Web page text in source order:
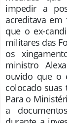
impedir a
acreditava em
que o ex-
militares das
os
ministro
ouvido que o
colocado suas
Para o
a